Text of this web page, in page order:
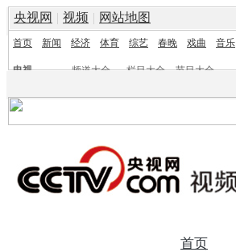
央视网 | 视频 | 网站地图
首页 新闻 经济 体育 综艺 春晚 戏曲 音乐
电视 频道大全 栏目大全 节目大全
首页